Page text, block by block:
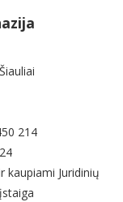
214
kaupiami Juridinių